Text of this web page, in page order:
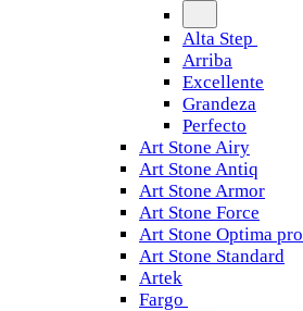
Alta Step
Arriba
Excellente
Grandeza
Perfecto
Art Stone Airy
Art Stone Antiq
Art Stone Armor
Art Stone Force
Art Stone Optima pro
Art Stone Standard
Artek
Fargo